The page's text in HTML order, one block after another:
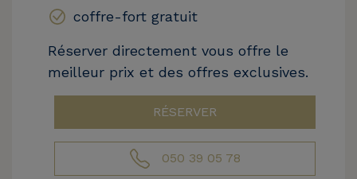
coffre-fort gratuit
Réserver directement vous offre le
meilleur prix et des offres exclusives.
RÉSERVER
050 39 05 78